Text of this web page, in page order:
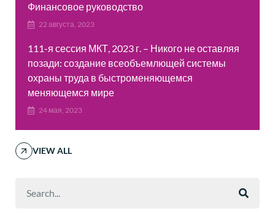
Финансовое руководство
22 августа, 2023
111-я сессия МКТ, 2023 г. – Никого не оставляя
позади: создание всеобъемлющей системы
охраны труда в быстроменяющемся
меняющемся мире
24 мая, 2023
VIEW ALL